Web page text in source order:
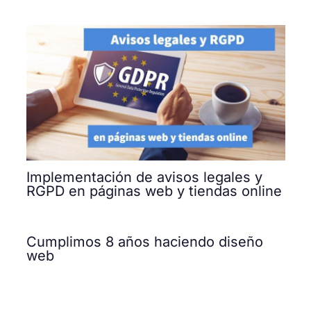
Implementación de avisos legales y
RGPD en páginas web y tiendas online
Cumplimos 8 años haciendo diseño
web